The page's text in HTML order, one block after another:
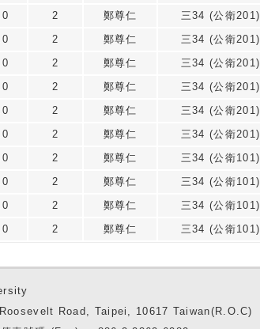
2 鄭尊仁
三34 (公衛201)
2 鄭尊仁
三34 (公衛201)
2 鄭尊仁
三34 (公衛201)
2 鄭尊仁
三34 (公衛201)
2 鄭尊仁
三34 (公衛201)
2 鄭尊仁
三34 (公衛201)
2 鄭尊仁
三34 (公衛101)
2 鄭尊仁
三34 (公衛101)
2 鄭尊仁
三34 (公衛101)
2 鄭尊仁 三34 (公衛101)
Road, Taipei, 10617 Taiwan(R.O.C)